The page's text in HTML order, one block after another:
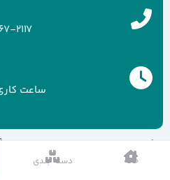
2117
ساعت کاری: 10
کلیه حقوق سایت متعلق به برند
خانه دسته بندی